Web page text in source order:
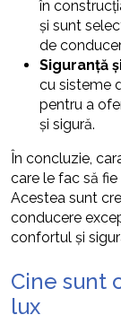
în
și sunt
de
Siguranță
cu sisteme
pentru a
și sigură.
În concluzie,
care le fac să
Acestea sunt
conducere
confortul și
Cine sunt
lux